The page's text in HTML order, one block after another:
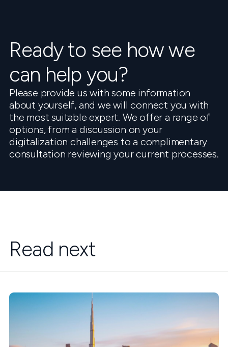
Ready to see how we
can help you?
Please provide us with some information
about yourself, and we will connect you with
the most suitable expert. We offer a range of
options, from a discussion on your
digitalization challenges to a complimentary
consultation reviewing your current processes.
Read next